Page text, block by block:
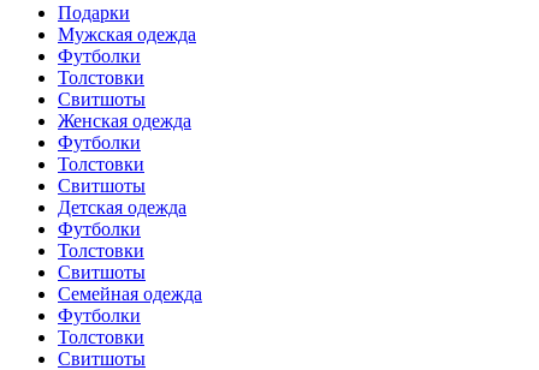
Подарки
Мужская одежда
Футболки
Толстовки
Свитшоты
Женская одежда
Футболки
Толстовки
Свитшоты
Детская одежда
Футболки
Толстовки
Свитшоты
Семейная одежда
Футболки
Толстовки
Свитшоты